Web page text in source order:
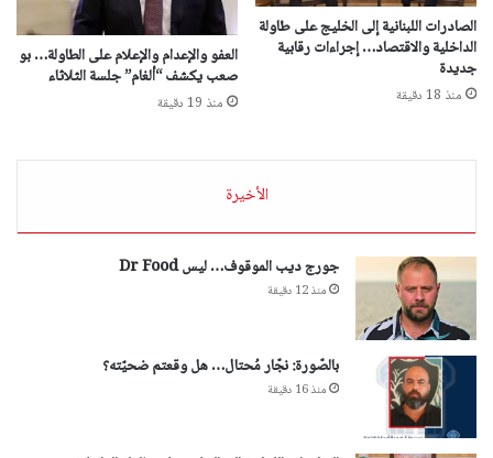
الصادرات اللبنانية إلى الخليج على طاولة
الداخلية والاقتصاد… إجراءات رقابية
جديدة
منذ 18 دقيقة
العفو والإعدام والإعلام على الطاولة… بو
صعب يكشف “ألغام” جلسة الثلاثاء
منذ 19 دقيقة
الأخيرة
جورج ديب الموقوف… ليس Dr Food
منذ 12 دقيقة
بالصّورة: نجّار مُحتال… هل وقعتم ضحيّته؟
منذ 16 دقيقة